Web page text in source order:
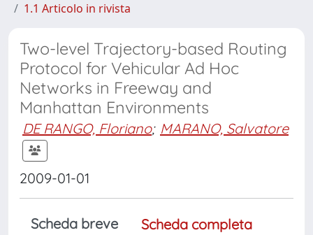
1.1 Articolo in rivista
Two-level Trajectory-based Routing
Protocol for Vehicular Ad Hoc
Networks in Freeway and
Manhattan Environments
DE RANGO, Floriano; MARANO, Salvatore
2009-01-01
Scheda breve
Scheda completa